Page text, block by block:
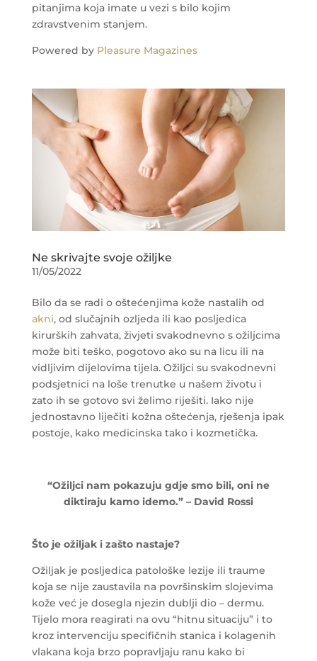
pitanjima koja imate u vezi s bilo kojim
zdravstvenim stanjem.
Powered by Pleasure Magazines
Ne skrivajte svoje ožiljke
11/05/2022
Bilo da se radi o oštećenjima kože nastalih od
akni, od slučajnih ozljeda ili kao posljedica
kirurških zahvata, živjeti svakodnevno s ožiljcima
može biti teško, pogotovo ako su na licu ili na
vidljivim dijelovima tijela. Ožiljci su svakodnevni
podsjetnici na loše trenutke u našem životu i
zato ih se gotovo svi želimo riješiti. Iako nije
jednostavno liječiti kožna oštećenja, rješenja ipak
postoje, kako medicinska tako i kozmetička.
“Ožiljci nam pokazuju gdje smo bili, oni ne
diktiraju kamo idemo.” – David Rossi
Što je ožiljak i zašto nastaje?
Ožiljak je posljedica patološke lezije ili traume
koja se nije zaustavila na površinskim slojevima
kože već je dosegla njezin dublji dio – dermu.
Tijelo mora reagirati na ovu “hitnu situaciju” i to
kroz intervenciju specifičnih stanica i kolagenih
vlakana koja brzo popravljaju ranu kako bi